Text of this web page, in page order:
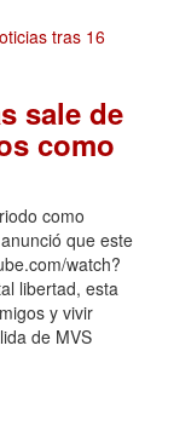
sale de
como
como
que este
watch?
libertad, esta
y vivir
de MVS